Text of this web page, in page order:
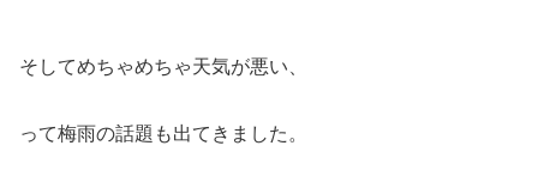
そしてめちゃめちゃ天気が悪い、
って梅雨の話題も出てきました。